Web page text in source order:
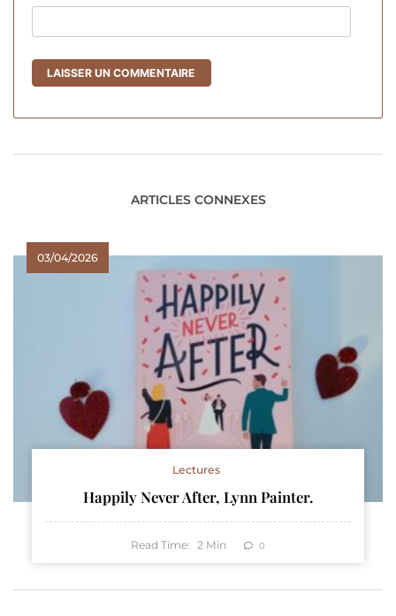
ARTICLES CONNEXES
03/04/2026
Lectures
Happily Never After, Lynn Painter.
Read Time: 2 Min 0